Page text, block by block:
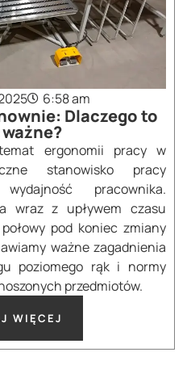
6:58 am
Dlaczego to
ergonomii pracy w
stanowisko pracy
pracownika.
wraz z upływem czasu
pod koniec zmiany
ważne zagadnienia
poziomego rąk i normy
przedmiotów.
WIĘCEJ